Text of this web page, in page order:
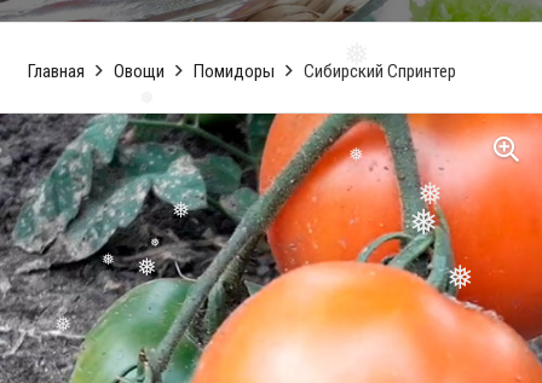
❅
❅
❅
❅
❅
❅
❅
❅
❅
❅
❅
Главная Овощи Помидоры Сибирский Спринтер